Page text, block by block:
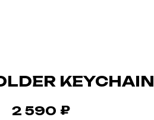
KEYCHAIN
2 590 ₽